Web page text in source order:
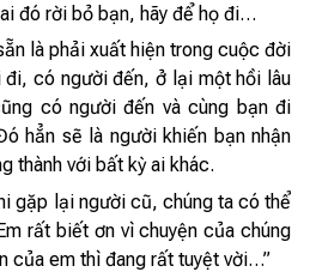
đó rời bỏ bạn, hãy để họ đi…
là phải xuất hiện trong cuộc đời
có người đến, ở lại một hồi lâu
có người đến và cùng bạn đi
hẳn sẽ là người khiến bạn nhận
thành với bất kỳ ai khác.
gặp lại người cũ, chúng ta có thể
rất biết ơn vì chuyện của chúng
của em thì đang rất tuyệt vời…”